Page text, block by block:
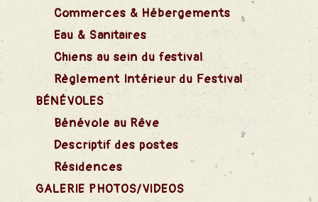
Commerces & Hébergements
Eau & Sanitaires
Chiens au sein du festival
Règlement Intérieur du Festival
BÉNÉVOLES
Bénévole au Rêve
Descriptif des postes
Résidences
GALERIE PHOTOS/VIDEOS